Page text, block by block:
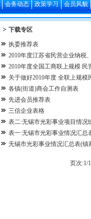
会务动态 政策学习 会员风貌
> 下载专区
执委推荐表
2010年度江苏省民营企业纳税
2010年度全国工商联上规模 民
关于做好2010年度 全联上规
各镇(街道)商会工作自测表
先进会员推荐表
三信企业表格
表二:无锡市光彩事业项目情况
表一:无锡市光彩事业情况汇总
无锡市光彩事业情况汇总表(镇
页次:1/1